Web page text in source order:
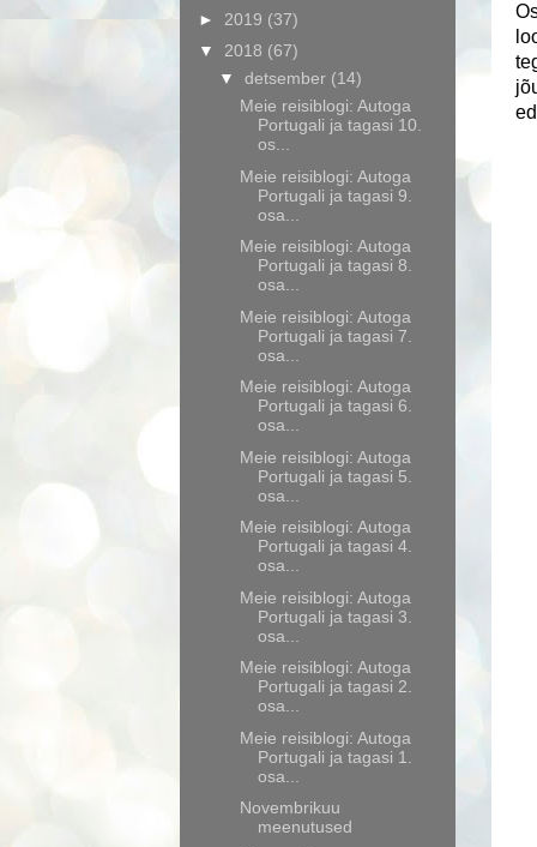
► 2019 (37)
▼ 2018 (67)
▼ detsember (14)
Meie reisiblogi: Autoga
Portugali ja tagasi 10.
os...
Meie reisiblogi: Autoga
Portugali ja tagasi 9.
osa...
Meie reisiblogi: Autoga
Portugali ja tagasi 8.
osa...
Meie reisiblogi: Autoga
Portugali ja tagasi 7.
osa...
Meie reisiblogi: Autoga
Portugali ja tagasi 6.
osa...
Meie reisiblogi: Autoga
Portugali ja tagasi 5.
osa...
Meie reisiblogi: Autoga
Portugali ja tagasi 4.
osa...
Meie reisiblogi: Autoga
Portugali ja tagasi 3.
osa...
Meie reisiblogi: Autoga
Portugali ja tagasi 2.
osa...
Meie reisiblogi: Autoga
Portugali ja tagasi 1.
osa...
Novembrikuu
meenutused